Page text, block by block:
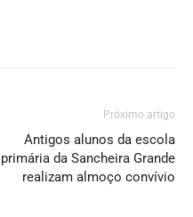
Próximo artigo
Antigos alunos da escola
primária da Sancheira Grande
realizam almoço convívio